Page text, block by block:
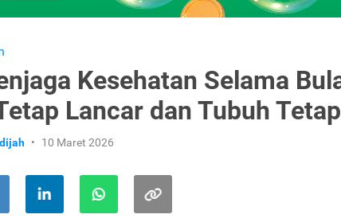
Kesehatan Selama
Lancar dan Tubuh
10 Maret 2026